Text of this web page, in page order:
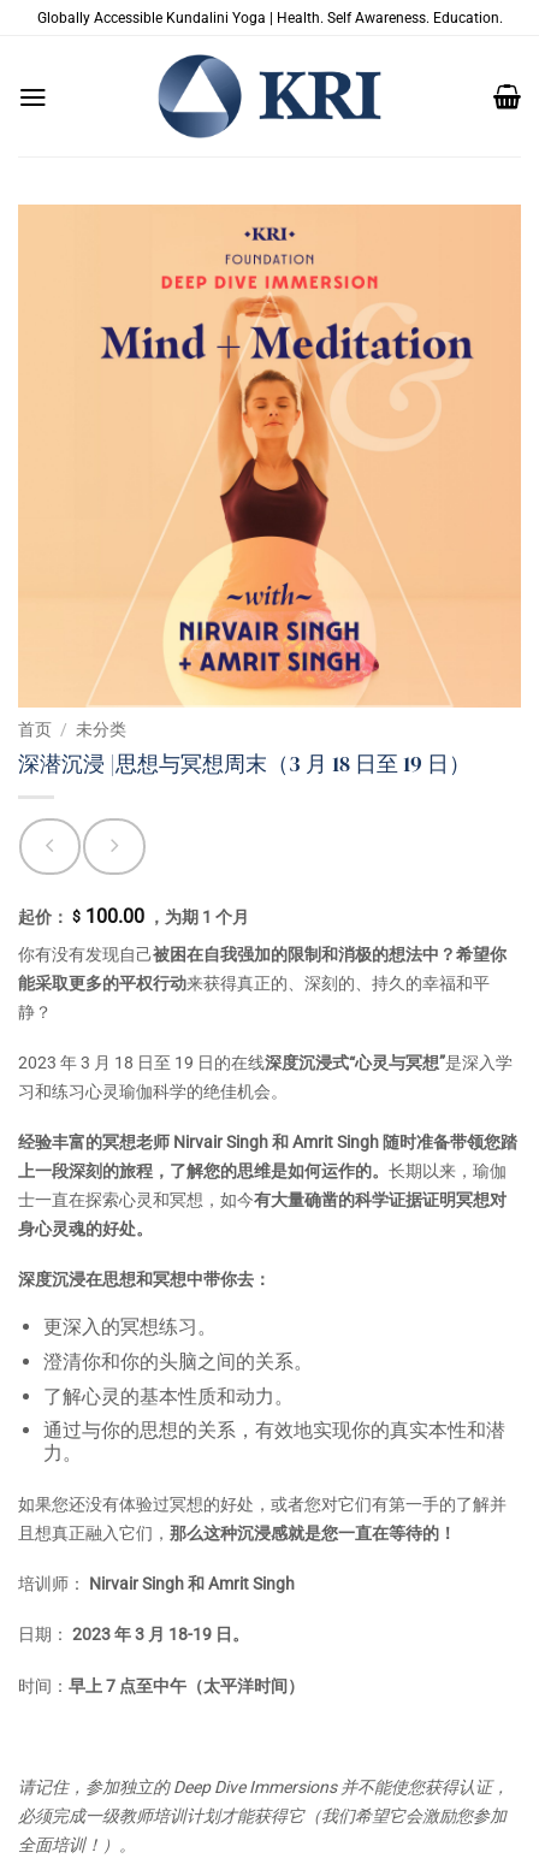
Globally Accessible Kundalini Yoga | Health. Self Awareness. Education.
首页 / 未分类
深潜沉浸 |思想与冥想周末（3 月 18 日至 19 日）
起价： $ 100.00 ，为期 1 个月
你有没有发现自己被困在自我强加的限制和消极的想法中？希望你
能采取更多的平权行动来获得真正的、深刻的、持久的幸福和平
静？
2023 年 3 月 18 日至 19 日的在线深度沉浸式“心灵与冥想”是深入学
习和练习心灵瑜伽科学的绝佳机会。
经验丰富的冥想老师 Nirvair Singh 和 Amrit Singh 随时准备带领您踏
上一段深刻的旅程，了解您的思维是如何运作的。 长期以来，瑜伽
士一直在探索心灵和冥想，如今有大量确凿的科学证据证明冥想对
身心灵魂的好处。
深度沉浸在思想和冥想中带你去：
更深入的冥想练习。
澄清你和你的头脑之间的关系。
了解心灵的基本性质和动力。
通过与你的思想的关系，有效地实现你的真实本性和潜
力。
如果您还没有体验过冥想的好处，或者您对它们有第一手的了解并
且想真正融入它们， 那么这种沉浸感就是您一直在等待的！
培训师： Nirvair Singh 和 Amrit Singh
日期： 2023 年 3 月 18-19 日。
时间： 早上 7 点至中午（太平洋时间）
请记住，参加独立的 Deep Dive Immersions 并不能使您获得认证，
必须完成一级教师培训计划才能获得它（我们希望它会激励您参加
全面培训！）。